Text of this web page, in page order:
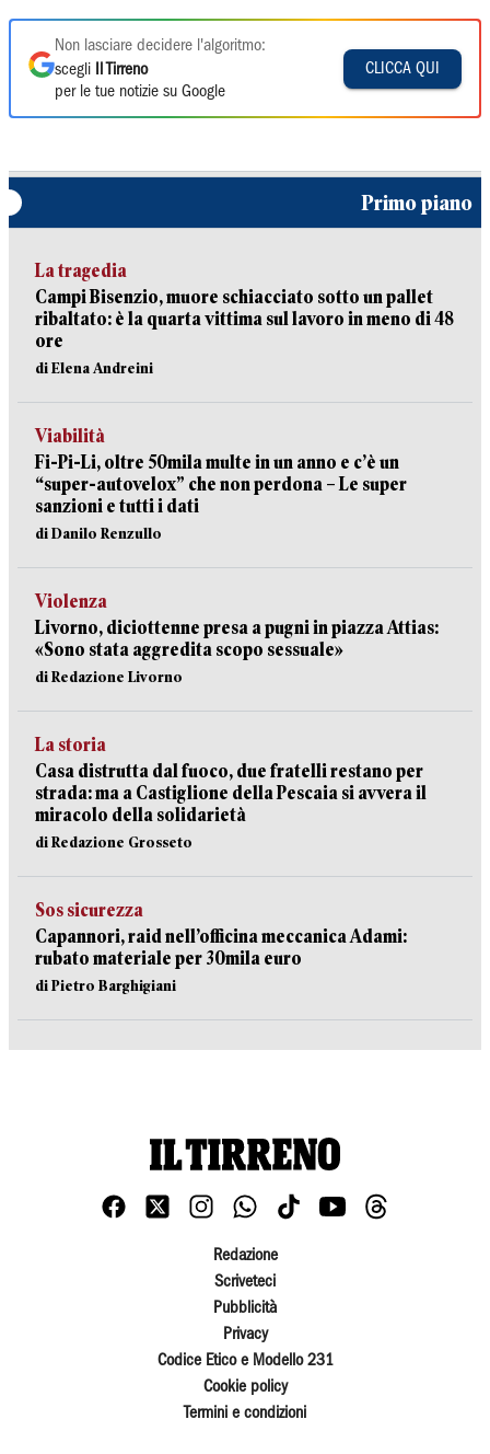
Non lasciare decidere l'algoritmo:
scegli
Il Tirreno
per le tue notizie su Google
CLICCA QUI
Primo piano
La tragedia
Campi Bisenzio, muore schiacciato sotto un pallet
ribaltato: è la quarta vittima sul lavoro in meno di 48
ore
di Elena Andreini
Viabilità
Fi-Pi-Li, oltre 50mila multe in un anno e c’è un
“super-autovelox” che non perdona – Le super
sanzioni e tutti i dati
di Danilo Renzullo
Violenza
Livorno, diciottenne presa a pugni in piazza Attias:
«Sono stata aggredita scopo sessuale»
di Redazione Livorno
La storia
Casa distrutta dal fuoco, due fratelli restano per
strada: ma a Castiglione della Pescaia si avvera il
miracolo della solidarietà
di Redazione Grosseto
Sos sicurezza
Capannori, raid nell’officina meccanica Adami:
rubato materiale per 30mila euro
di Pietro Barghigiani
Redazione
Scriveteci
Pubblicità
Privacy
Codice Etico e Modello 231
Cookie policy
Termini e condizioni